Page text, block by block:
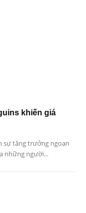
khiến giá
sự tăng trưởng ngoạn
những người...